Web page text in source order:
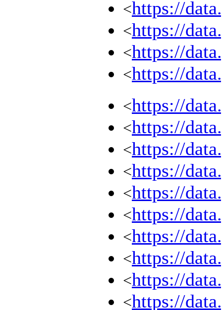
<https://
<https://
<https://
<https://
<https://
<https://
<https://
<https://
<https://
<https://
<https://
<https://
<https://
<https://